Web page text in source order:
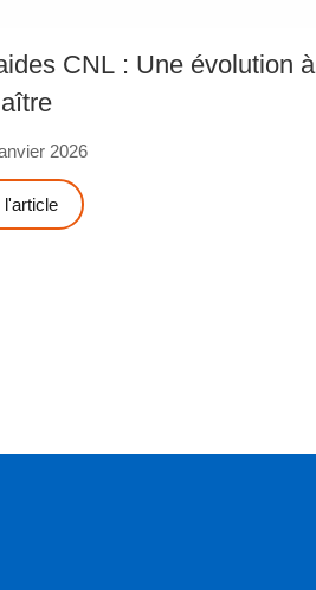
CNL : Une évolution à
2026
l'article